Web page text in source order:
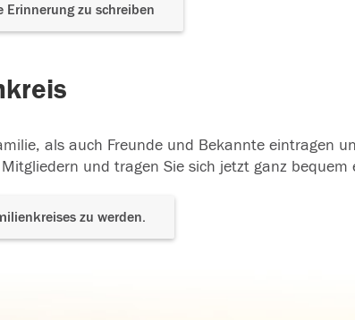
zu schreiben
als auch Freunde und Bekannte eintragen
und tragen Sie sich jetzt ganz bequem
zu werden.